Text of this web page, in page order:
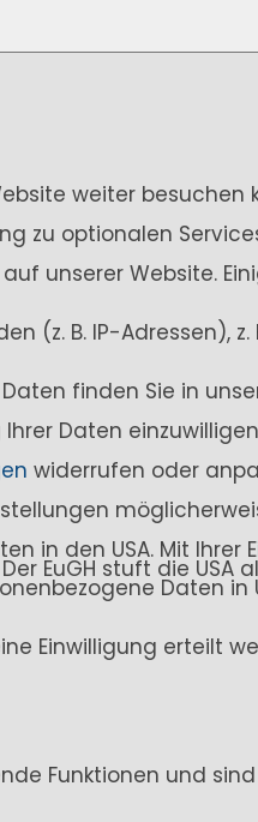
weiter besuchen
zu optionalen
unserer Website.
(z. B. IP-Adressen),
finden Sie in
Daten
widerrufen oder
in den USA. Mit
EuGH stuft die
Daten
Einwilligung erteilt
Funktionen und